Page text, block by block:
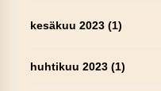
kesäkuu 2023(1)
huhtikuu 2023(1)